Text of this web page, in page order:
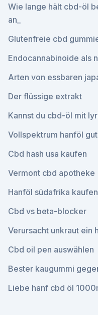
Wie lange hält cbd-öl
an_
Glutenfreie cbd
Endocannabinoide als
Arten von essbaren
Der flüssige extrakt
Kannst du cbd-öl mit
Vollspektrum hanföl
Cbd hash usa kaufen
Vermont cbd apotheke
Hanföl südafrika kaufen
Cbd vs beta-blocker
Verursacht unkraut ein
Cbd oil pen auswählen
Bester kaugummi
Liebe hanf cbd öl